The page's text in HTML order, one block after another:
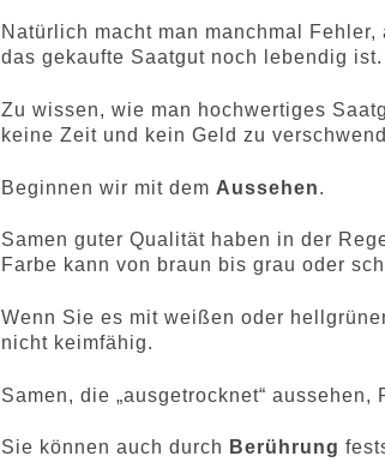
Natürlich macht man manchmal
das gekaufte Saatgut noch lebendig ist.
Zu wissen, wie man hochwertiges
keine Zeit und kein Geld zu
Beginnen wir mit dem Aussehen.
Samen guter Qualität haben in der
Farbe kann von braun bis grau oder
Wenn Sie es mit weißen oder
nicht keimfähig.
Samen, die „ausgetrocknet“
Sie können auch durch Berührung